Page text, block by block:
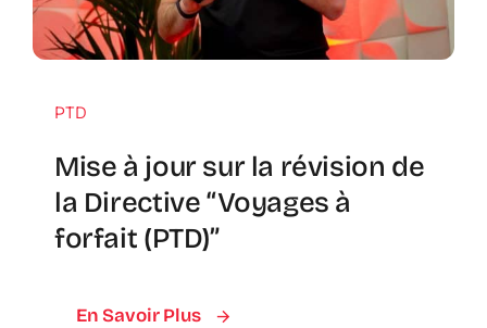
PTD
Mise à jour sur la révision de
la Directive “Voyages à
forfait (PTD)”
En Savoir Plus